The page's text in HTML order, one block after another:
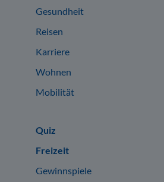
Gesundheit
Reisen
Karriere
Wohnen
Mobilität
Quiz
Freizeit
Gewinnspiele